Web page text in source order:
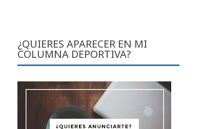
¿QUIERES APARECER EN MI
COLUMNA DEPORTIVA?